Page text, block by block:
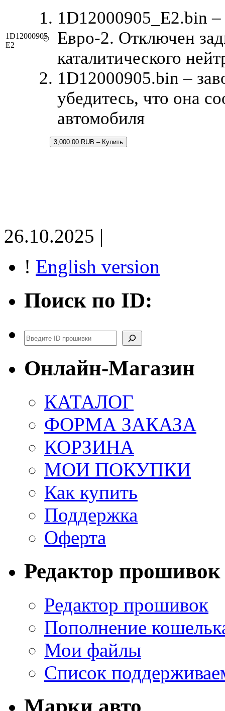
1D12000905
E2
1D12000905_E2.bin
Евро-2. Отключен
каталитического
1D12000905.bin –
убедитесь, что она
автомобиля
3,000.00 RUB – Купить
26.10.2025 |
! English version
Поиск по ID:
Поиск
Онлайн-Магазин
КАТАЛОГ
ФОРМА ЗАКАЗА
КОРЗИНА
МОИ ПОКУПКИ
Как купить
Поддержка
Оферта
Редактор прошивок
Редактор прошивок
Пополнение
Мои файлы
Список
Марки авто